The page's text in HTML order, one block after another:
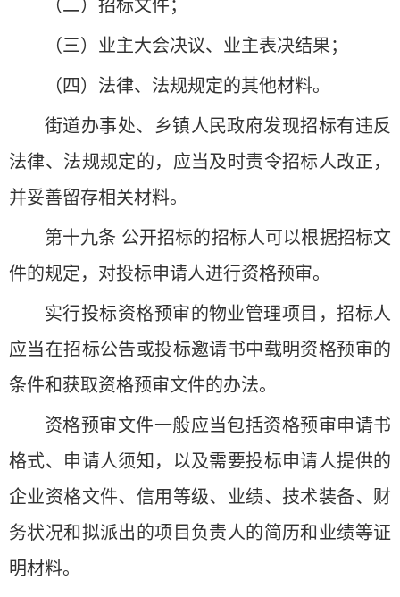
（二）招标文件；
（三）业主大会决议、业主表决结果；
（四）法律、法规规定的其他材料。
街道办事处、乡镇人民政府发现招标有违反
法律、法规规定的，应当及时责令招标人改正，
并妥善留存相关材料。
第十九条 公开招标的招标人可以根据招标文
件的规定，对投标申请人进行资格预审。
实行投标资格预审的物业管理项目，招标人
应当在招标公告或投标邀请书中载明资格预审的
条件和获取资格预审文件的办法。
资格预审文件一般应当包括资格预审申请书
格式、申请人须知，以及需要投标申请人提供的
企业资格文件、信用等级、业绩、技术装备、财
务状况和拟派出的项目负责人的简历和业绩等证
明材料。